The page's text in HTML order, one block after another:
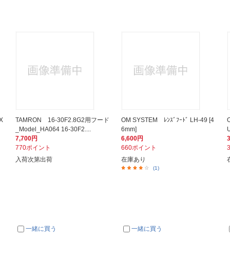
TAMRON 16-30F2.8G2用フード
_Model_HA064 16-30F2....
7,700円
770ポイント
入荷次第出荷
一緒に買う
OM SYSTEM ﾚﾝｽﾞﾌｰﾄﾞ LH-49 [4
6mm]
6,600円
660ポイント
在庫あり
(1)
一緒に買う